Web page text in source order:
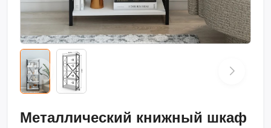
Металлический книжный шкаф